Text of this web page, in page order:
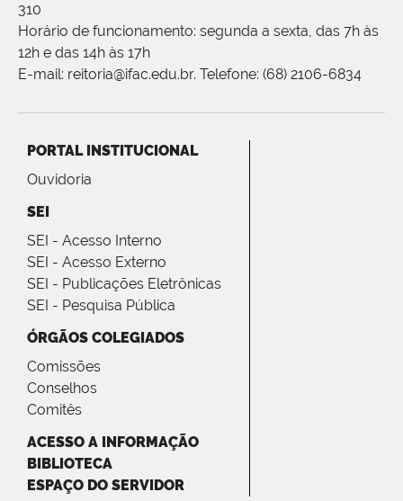
310
Horário de funcionamento: segunda a sexta, das 7h às
12h e das 14h às 17h
E-mail: reitoria@ifac.edu.br. Telefone: (68) 2106-6834
PORTAL INSTITUCIONAL
Ouvidoria
SEI
SEI - Acesso Interno
SEI - Acesso Externo
SEI - Publicações Eletrônicas
SEI - Pesquisa Pública
ÓRGÃOS COLEGIADOS
Comissões
Conselhos
Comitês
ACESSO A INFORMAÇÃO
BIBLIOTECA
ESPAÇO DO SERVIDOR